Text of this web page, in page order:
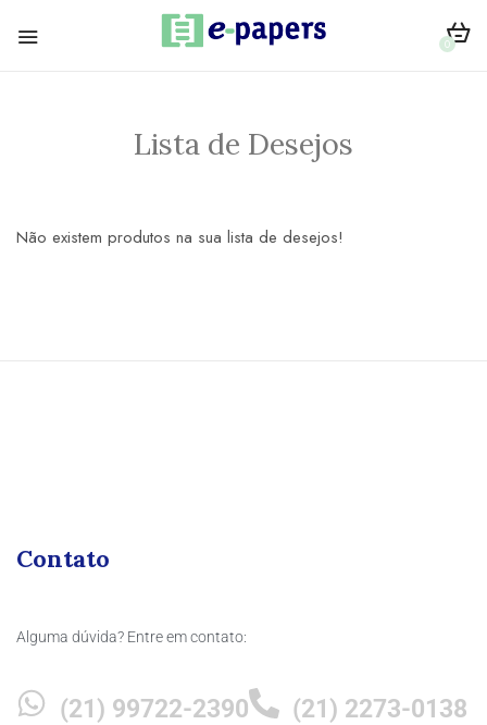
0
Lista de Desejos
Não existem produtos na sua lista de desejos!
Contato
Alguma dúvida? Entre em contato:
(21) 99722-2390
(21) 2273-0138